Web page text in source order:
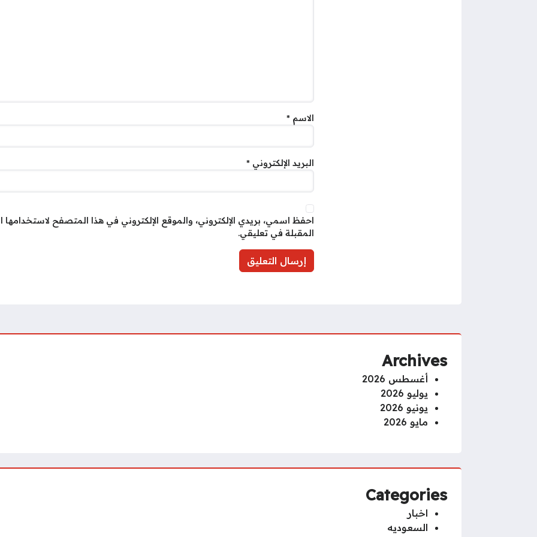
الاسم *
البريد الإلكتروني *
احفظ اسمي، بريدي الإلكتروني، والموقع الإلكتروني في هذا المتصفح لاستخدامها
المقبلة في تعليقي.
Archives
أغسطس 2026
يوليو 2026
يونيو 2026
مايو 2026
Categories
اخبار
السعوديه